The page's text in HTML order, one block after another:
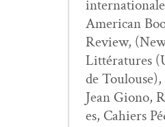
Amer­i­can
Review,
Lit­téra­tures
de
Jean Giono,
es, Cahiers